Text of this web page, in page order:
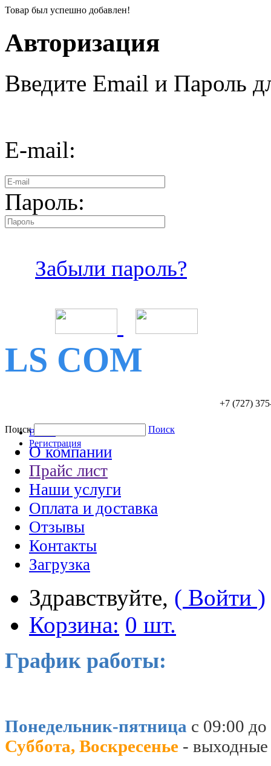
Товар был успешно добавлен!
Авторизация
Введите Email и Пароль
E-mail:
Пароль:
Забыли пароль?
LS COM
+7 (727)
Войти
Регистрация
Поиск Поиск
О компании
Прайс лист
Наши услуги
Оплата и доставка
Отзывы
Контакты
Загрузка
Здравствуйте, ( Войти )
Корзина: 0 шт.
График работы:
Понедельник-пятница с 09:00
Суббота, Воскресенье - выходные